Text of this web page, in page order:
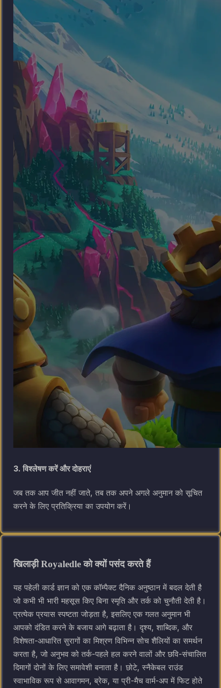
3. विश्लेषण करें और दोहराएं
जब तक आप जीत नहीं जाते, तब तक अपने अगले अनुमान को सूचित
करने के लिए प्रतिक्रिया का उपयोग करें।
खिलाड़ी Royaledle को क्यों पसंद करते हैं
यह पहेली कार्ड ज्ञान को एक कॉम्पैक्ट दैनिक अनुष्ठान में बदल देती है
जो कभी भी भारी महसूस किए बिना स्मृति और तर्क को चुनौती देती है।
प्रत्येक प्रयास स्पष्टता जोड़ता है, इसलिए एक गलत अनुमान भी
आपको दंडित करने के बजाय आगे बढ़ाता है। दृश्य, शाब्दिक, और
विशेषता-आधारित सुरागों का मिश्रण विभिन्न सोच शैलियों का समर्थन
करता है, जो अनुभव को तर्क-पहले हल करने वालों और छवि-संचालित
दिमागों दोनों के लिए समावेशी बनाता है। छोटे, स्नैकेबल राउंड
स्वाभाविक रूप से आवागमन, ब्रेक, या प्री-मैच वार्म-अप में फिट होते